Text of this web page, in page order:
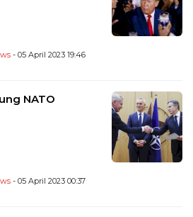
- 05 April 2023 19:46
NATO
- 05 April 2023 00:37